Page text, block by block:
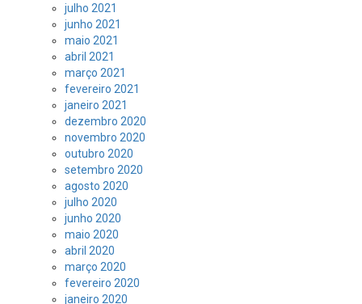
julho 2021
junho 2021
maio 2021
abril 2021
março 2021
fevereiro 2021
janeiro 2021
dezembro 2020
novembro 2020
outubro 2020
setembro 2020
agosto 2020
julho 2020
junho 2020
maio 2020
abril 2020
março 2020
fevereiro 2020
janeiro 2020